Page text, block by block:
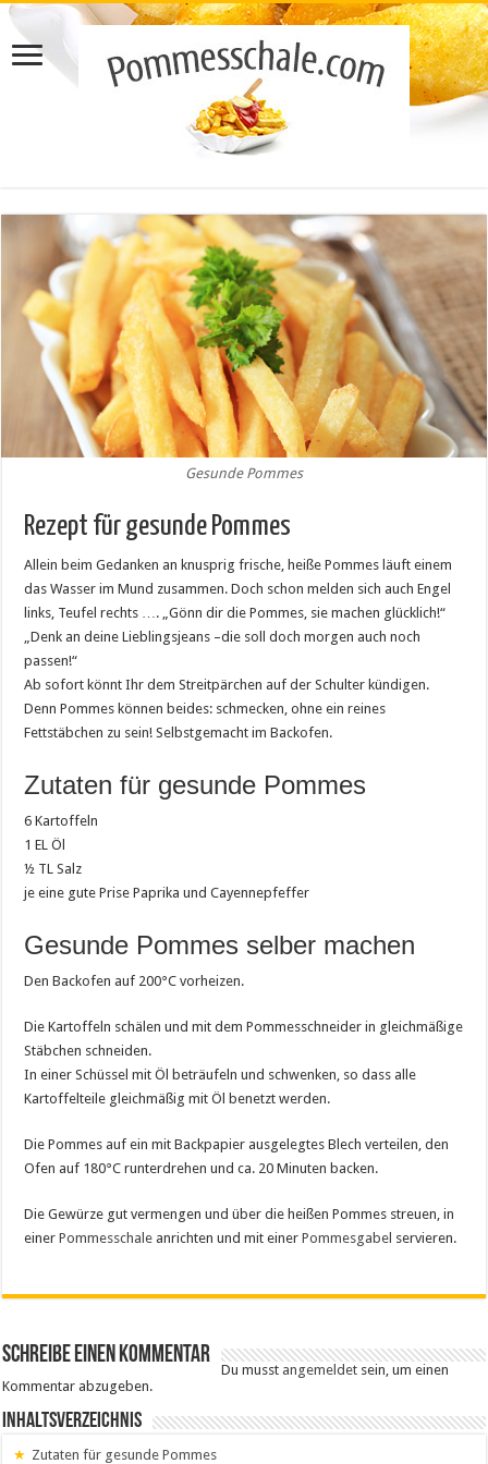
Gesunde Pommes
Rezept für gesunde Pommes
Allein beim Gedanken an knusprig frische, heiße Pommes läuft einem
das Wasser im Mund zusammen. Doch schon melden sich auch Engel
links, Teufel rechts …. „Gönn dir die Pommes, sie machen glücklich!“
„Denk an deine Lieblingsjeans –die soll doch morgen auch noch
passen!“
Ab sofort könnt Ihr dem Streitpärchen auf der Schulter kündigen.
Denn Pommes können beides: schmecken, ohne ein reines
Fettstäbchen zu sein! Selbstgemacht im Backofen.
Zutaten für gesunde Pommes
6 Kartoffeln
1 EL Öl
½ TL Salz
je eine gute Prise Paprika und Cayennepfeffer
Gesunde Pommes selber machen
Den Backofen auf 200°C vorheizen.
Die Kartoffeln schälen und mit dem Pommesschneider in gleichmäßige
Stäbchen schneiden.
In einer Schüssel mit Öl beträufeln und schwenken, so dass alle
Kartoffelteile gleichmäßig mit Öl benetzt werden.
Die Pommes auf ein mit Backpapier ausgelegtes Blech verteilen, den
Ofen auf 180°C runterdrehen und ca. 20 Minuten backen.
Die Gewürze gut vermengen und über die heißen Pommes streuen, in
einerPommesschale anrichten und mit einerPommesgabel servieren.
Schreibe einen Kommentar
Du musst angemeldet sein, um einen
Kommentar abzugeben.
Inhaltsverzeichnis
Zutaten für gesunde Pommes